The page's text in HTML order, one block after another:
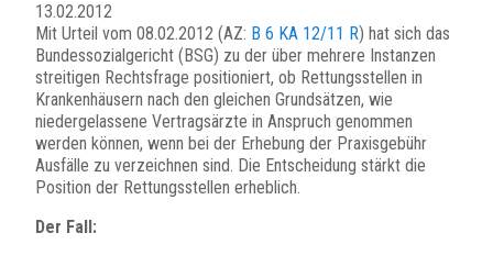
13.02.2012
Mit Urteil vom 08.02.2012 (AZ: B 6 KA 12/11 R) hat sich das
Bundessozialgericht (BSG) zu der über mehrere Instanzen
streitigen Rechtsfrage positioniert, ob Rettungsstellen in
Krankenhäusern nach den gleichen Grundsätzen, wie
niedergelassene Vertragsärzte in Anspruch genommen
werden können, wenn bei der Erhebung der Praxisgebühr
Ausfälle zu verzeichnen sind. Die Entscheidung stärkt die
Position der Rettungsstellen erheblich.
Der Fall: